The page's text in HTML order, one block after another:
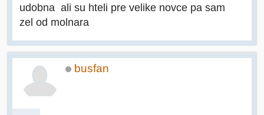
udobna ali su hteli pre velike novce pa sam
zel od molnara
busfan